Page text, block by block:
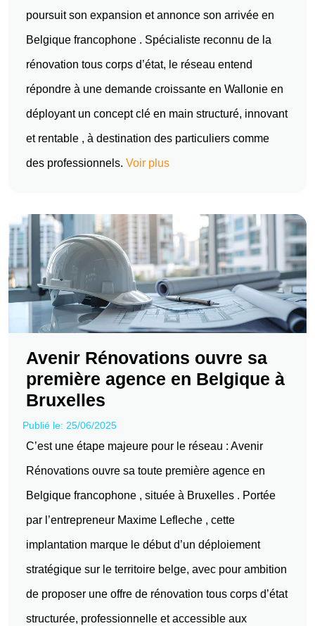
poursuit son expansion et annonce son arrivée en
Belgique francophone . Spécialiste reconnu de la
rénovation tous corps d’état, le réseau entend
répondre à une demande croissante en Wallonie en
déployant un concept clé en main structuré, innovant
et rentable , à destination des particuliers comme
des professionnels. Voir plus
Avenir Rénovations ouvre sa
première agence en Belgique à
Bruxelles
Publié le: 25/06/2025
C’est une étape majeure pour le réseau : Avenir
Rénovations ouvre sa toute première agence en
Belgique francophone , située à Bruxelles . Portée
par l’entrepreneur Maxime Lefleche , cette
implantation marque le début d’un déploiement
stratégique sur le territoire belge, avec pour ambition
de proposer une offre de rénovation tous corps d’état
structurée, professionnelle et accessible aux